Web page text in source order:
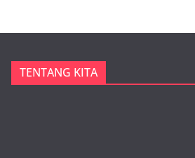
TENTANG KITA